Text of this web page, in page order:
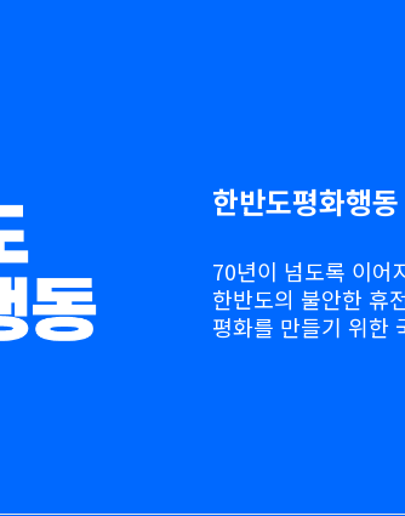
한반도평화행
70년이 넘도록 이어
한반도의 불안한 휴
평화를 만들기 위한